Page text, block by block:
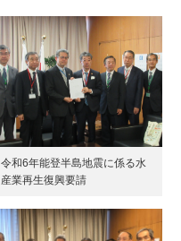
令和6年能登半島地震に係る水
産業再生復興要請